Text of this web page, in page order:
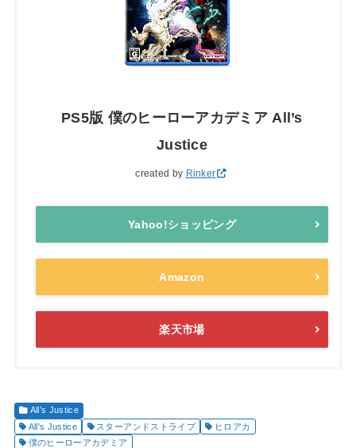
PS5版 僕のヒーローアカデミア All’s
Justice
created by Rinker
Yahoo!ショッピング
Amazon
楽天市場
All’s Justice
All's Justice
スターアンドストライプ
ヒロアカ
僕のヒーローアカデミア